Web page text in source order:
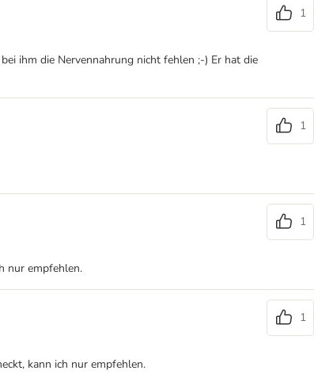
1
ihm die Nervennahrung nicht fehlen ;-) Er hat die
1
1
nur empfehlen.
1
kann ich nur empfehlen.